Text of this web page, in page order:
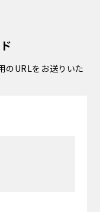
のURLをお送りいた